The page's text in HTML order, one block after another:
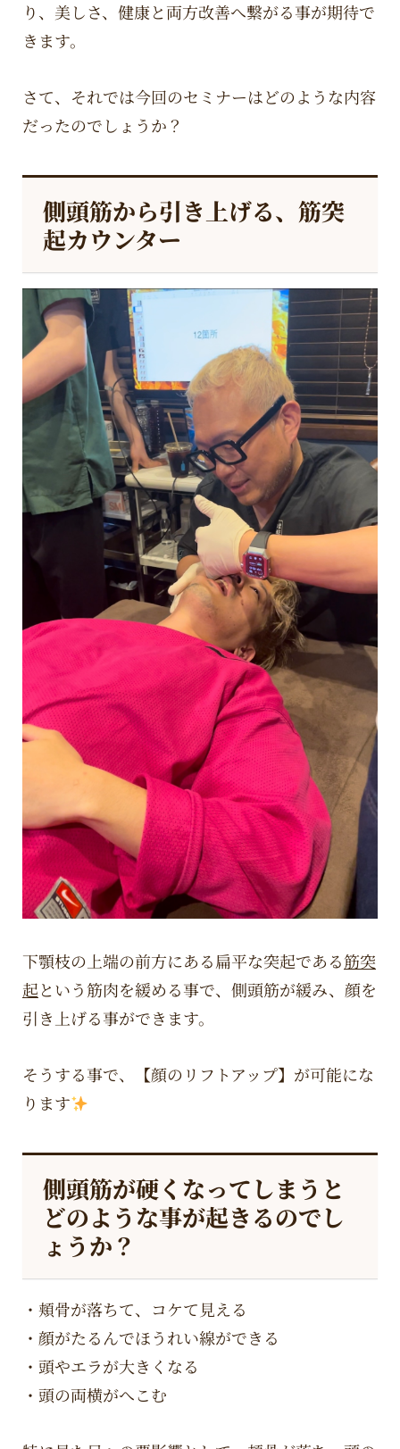
り、美しさ、健康と両方改善へ繋がる事が期待で
きます。
さて、それでは今回のセミナーはどのような内容
だったのでしょうか？
側頭筋から引き上げる、筋突
起カウンター
下顎枝の上端の前方にある扁平な突起である筋突
起 という筋肉を緩める事で、側頭筋が緩み、顔を
引き上げる事ができます。
そうする事で、【顔のリフトアップ】が可能にな
ります
側頭筋が硬くなってしまうと
どのような事が起きるのでし
ょうか？
・頬骨が落ちて、コケて見える
・顔がたるんでほうれい線ができる
・頭やエラが大きくなる
・頭の両横がへこむ